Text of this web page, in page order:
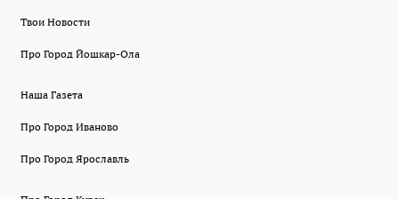
Твои Новости
Про Город Йошкар-Ола
Наша Газета
Про Город Иваново
Про Город Ярославль